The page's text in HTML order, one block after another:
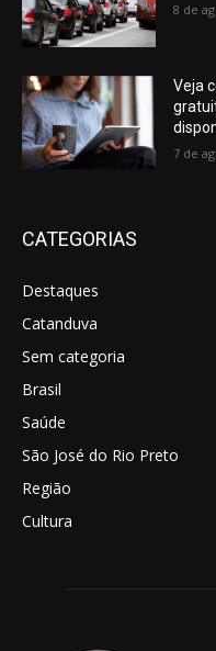
8 de
Veja
7 de
CATEGORIAS
Destaques
Catanduva
Sem categoria
Brasil
Saúde
São José do Rio Preto
Região
Cultura